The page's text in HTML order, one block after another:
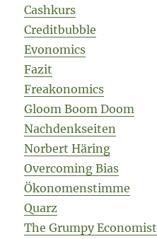
Cashkurs
Creditbubble
Evonomics
Fazit
Freakonomics
Gloom Boom Doom
Nachdenkseiten
Norbert Häring
Overcoming Bias
Ökonomenstimme
Quarz
The Grumpy Economist